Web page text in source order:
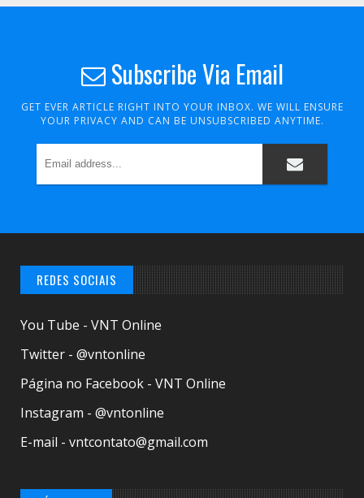
Subscribe Via Email
GET EVER ARTICLE RIGHT INTO YOUR INBOX. WE WILL ENSURE
YOUR PRIVACY AND CAN BE UNSUBSCRIBED ANYTIME.
REDES SOCIAIS
You Tube - VNT Online
Twitter - @vntonline
Página no Facebook - VNT Online
Instagram - @vntonline
E-mail - vntcontato@gmail.com